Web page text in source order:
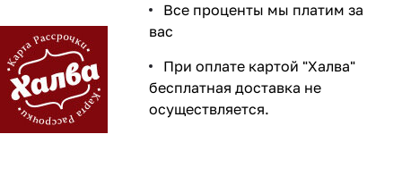
Все проценты мы платим за
вас
При оплате картой "Халва"
бесплатная доставка не
осуществляется.